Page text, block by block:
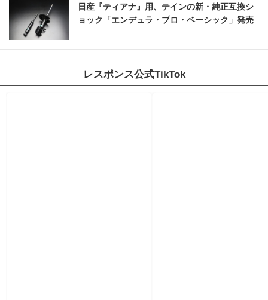
日産『ティアナ』用、テインの新・純正互換シ
ョック「エンデュラ・プロ・ベーシック」発売
レスポンス公式TikTok